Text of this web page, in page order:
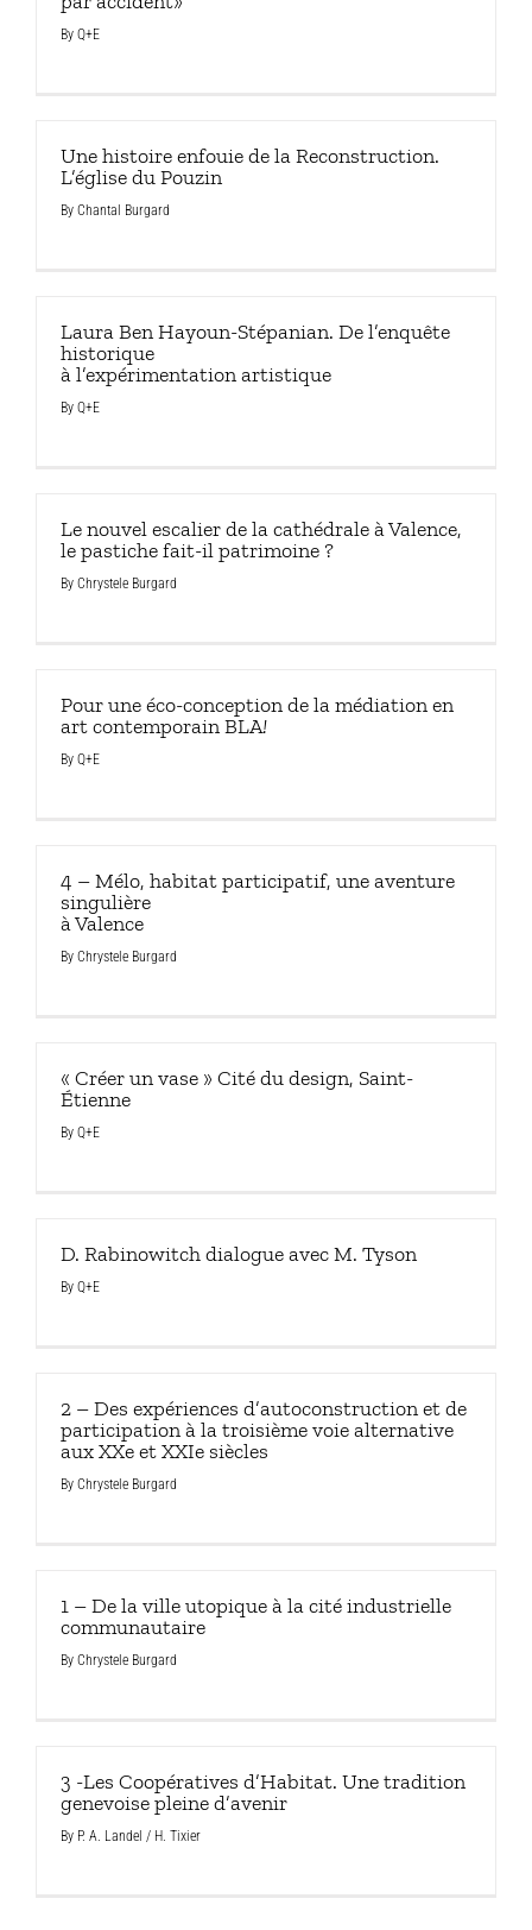
By Q+E
Une histoire enfouie de la Reconstruction.
L’église du Pouzin
By Chantal Burgard
Laura Ben Hayoun-Stépanian. De l’enquête
historique
à l’expérimentation artistique
By Q+E
Le nouvel escalier de la cathédrale à Valence,
le pastiche fait-il patrimoine ?
By Chrystele Burgard
Pour une éco-conception de la médiation en
art contemporain BLA!
By Q+E
4 – Mélo, habitat participatif, une aventure
singulière
à Valence
By Chrystele Burgard
« Créer un vase » Cité du design, Saint-
Étienne
By Q+E
D. Rabinowitch dialogue avec M. Tyson
By Q+E
2 – Des expériences d’autoconstruction et de
participation à la troisième voie alternative
aux XXe et XXIe siècles
By Chrystele Burgard
1 – De la ville utopique à la cité industrielle
communautaire
By Chrystele Burgard
3 -Les Coopératives d’Habitat. Une tradition
genevoise pleine d’avenir
By P. A. Landel / H. Tixier